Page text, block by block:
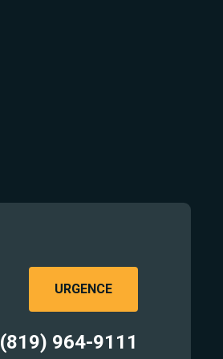
URGENCE
(819) 964-9111